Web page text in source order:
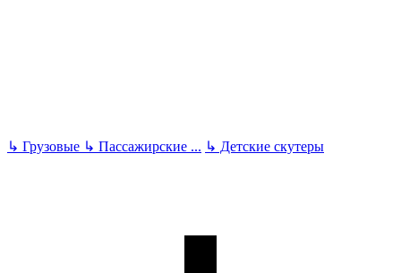
↳ Грузовые ↳ Пассажирские ... ↳ Детские скутеры